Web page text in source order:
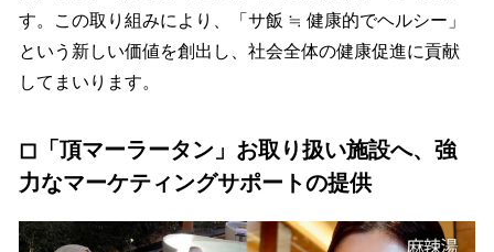
す。この取り組みにより、「サ飯 ≒ 健康的でヘルシー」
という新しい価値を創出し、社会全体の健康促進に貢献
してまいります。
◻︎「頂マーラータン」お取り扱い施設へ、強
力なマーケティングサポートの提供